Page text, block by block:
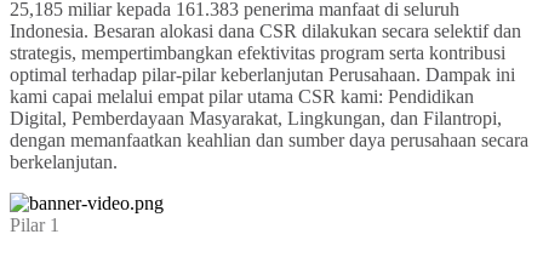
25,185 miliar kepada 161.383 penerima manfaat di seluruh
Indonesia. Besaran alokasi dana CSR dilakukan secara selektif dan
strategis, mempertimbangkan efektivitas program serta kontribusi
optimal terhadap pilar-pilar keberlanjutan Perusahaan. Dampak ini
kami capai melalui empat pilar utama CSR kami: Pendidikan
Digital, Pemberdayaan Masyarakat, Lingkungan, dan Filantropi,
dengan memanfaatkan keahlian dan sumber daya perusahaan secara
berkelanjutan.
Pilar 1